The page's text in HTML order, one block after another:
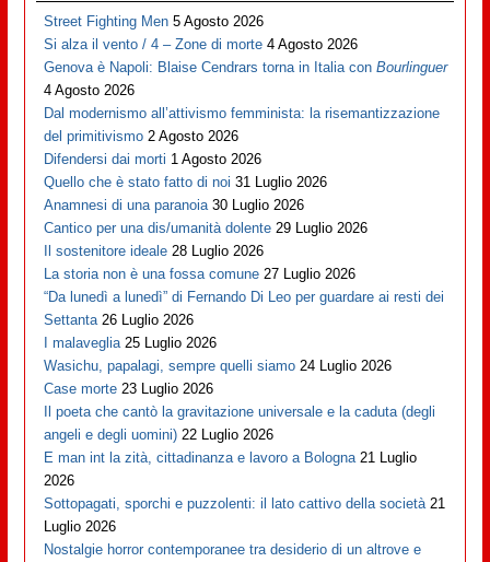
Street Fighting Men 5 Agosto 2026
Si alza il vento / 4 – Zone di morte 4 Agosto 2026
Genova è Napoli: Blaise Cendrars torna in Italia conBourlinguer
4 Agosto 2026
Dal modernismo all’attivismo femminista: la risemantizzazione
del primitivismo 2 Agosto 2026
Difendersi dai morti 1 Agosto 2026
Quello che è stato fatto di noi 31 Luglio 2026
Anamnesi di una paranoia 30 Luglio 2026
Cantico per una dis/umanità dolente 29 Luglio 2026
Il sostenitore ideale 28 Luglio 2026
La storia non è una fossa comune 27 Luglio 2026
“Da lunedì a lunedì” di Fernando Di Leo per guardare ai resti dei
Settanta 26 Luglio 2026
I malaveglia 25 Luglio 2026
Wasichu, papalagi, sempre quelli siamo 24 Luglio 2026
Case morte 23 Luglio 2026
Il poeta che cantò la gravitazione universale e la caduta (degli
angeli e degli uomini) 22 Luglio 2026
E man int la zità, cittadinanza e lavoro a Bologna 21 Luglio
2026
Sottopagati, sporchi e puzzolenti: il lato cattivo della società 21
Luglio 2026
Nostalgie horror contemporanee tra desiderio di un altrove e